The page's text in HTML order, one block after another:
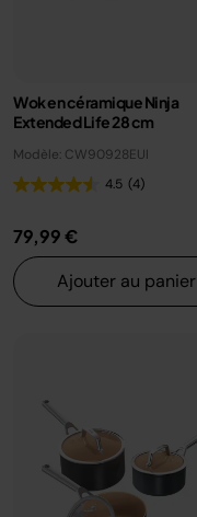
Wok en céramique Ninja
Extended Life 28 cm
Modèle: CW90928EUI
4.5 (4)
79,99 €
Ajouter au panier